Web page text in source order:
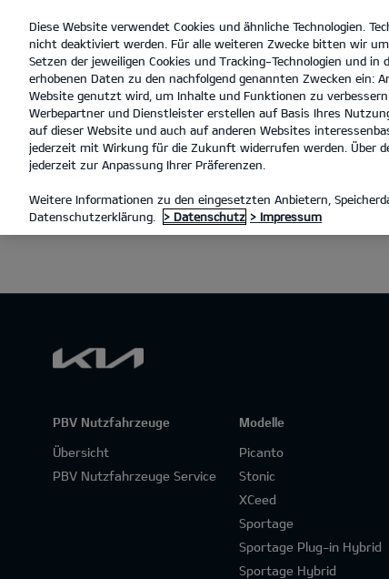
open
menu
PBV Nutzfahrzeuge
Übersicht
PBV Nutzfahrzeuge Service
Modelle
Picanto
Stonic
XCeed
Sportage
Sportage Plug-in Hybrid
Sportage Hybrid
Diese Website verwendet Cookies und ähnliche Technologien.
nicht deaktiviert werden. Für alle weiteren Zwecke bitten wir
Setzen der jeweiligen Cookies und Tracking-Technologien und in
erhobenen Daten zu den nachfolgend genannten Zwecken ein:
Website genutzt wird, um Inhalte und Funktionen zu
Werbepartner und Dienstleister erstellen auf Basis Ihres
auf dieser Website und auch auf anderen Websites
jederzeit mit Wirkung für die Zukunft widerrufen werden. Über
jederzeit zur Anpassung Ihrer Präferenzen.
Weitere Informationen zu den eingesetzten Anbietern,
Datenschutzerklärung.
> Datenschutz > Impressum